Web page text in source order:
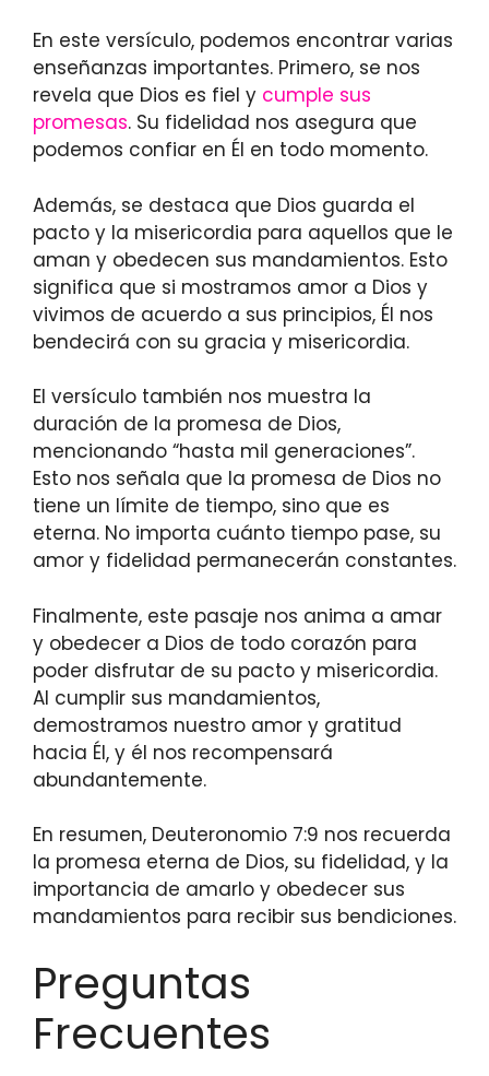
En este versículo, podemos encontrar varias
enseñanzas importantes. Primero, se nos
revela que Dios es fiel y cumple sus
promesas. Su fidelidad nos asegura que
podemos confiar en Él en todo momento.
Además, se destaca que Dios guarda el
pacto y la misericordia para aquellos que le
aman y obedecen sus mandamientos. Esto
significa que si mostramos amor a Dios y
vivimos de acuerdo a sus principios, Él nos
bendecirá con su gracia y misericordia.
El versículo también nos muestra la
duración de la promesa de Dios,
mencionando “hasta mil generaciones”.
Esto nos señala que la promesa de Dios no
tiene un límite de tiempo, sino que es
eterna. No importa cuánto tiempo pase, su
amor y fidelidad permanecerán constantes.
Finalmente, este pasaje nos anima a amar
y obedecer a Dios de todo corazón para
poder disfrutar de su pacto y misericordia.
Al cumplir sus mandamientos,
demostramos nuestro amor y gratitud
hacia Él, y él nos recompensará
abundantemente.
En resumen, Deuteronomio 7:9 nos recuerda
la promesa eterna de Dios, su fidelidad, y la
importancia de amarlo y obedecer sus
mandamientos para recibir sus bendiciones.
Preguntas
Frecuentes